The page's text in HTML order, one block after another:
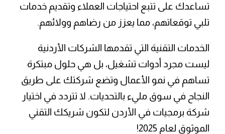
تساعدك على تتبع احتياجات العملاء وتقديم خدمات
تلبي توقعاتهم، مما يعزز من رضاهم وولائهم.
الخدمات التقنية التي تقدمها الشركات الأردنية
ليست مجرد أدوات تشغيل، بل هي حلول مبتكرة
تساهم في نمو الأعمال وتضع شركتك على طريق
النجاح في سوق مليء بالتحديات. لا تتردد في اختيار
شركة برمجيات في الأردن لتكون شريكك التقني
الموثوق لعام 2025!